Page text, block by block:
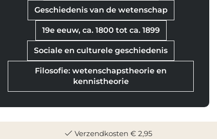
Geschiedenis van de wetenschap
19e eeuw, ca. 1800 tot ca. 1899
Sociale en culturele geschiedenis
Filosofie: wetenschapstheorie en
kennistheorie
Verzendkosten € 2,95